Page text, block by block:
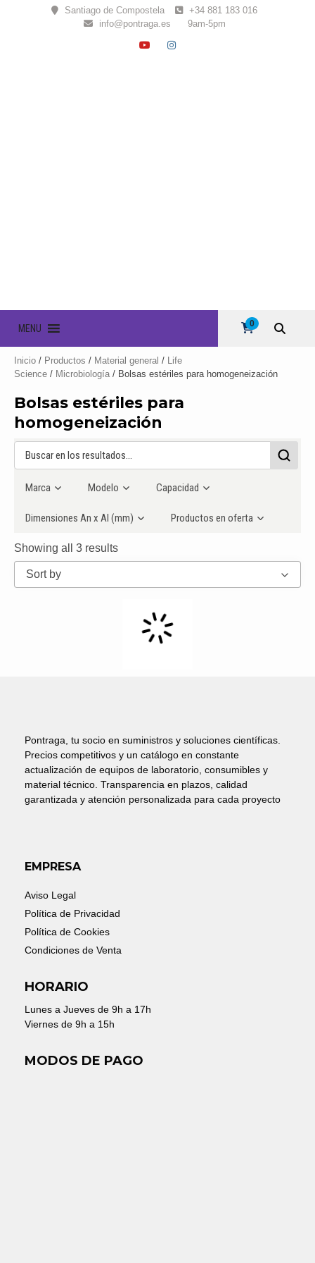
Santiago de Compostela
+34 881 183 016
info@pontraga.es
9am-5pm
YOUTUBE
INSTAGRAM
MENU 0
Inicio / Productos / Material general / Life
Science / Microbiología / Bolsas estériles para homogeneización
Bolsas estériles para
homogeneización
Marca Modelo Capacidad
Dimensiones An x Al (mm) Productos en oferta
Showing all 3 results
Sort by
Pontraga, tu socio en suministros y soluciones científicas.
Precios competitivos y un catálogo en constante
actualización de equipos de laboratorio, consumibles y
material técnico. Transparencia en plazos, calidad
garantizada y atención personalizada para cada proyecto
EMPRESA
Aviso Legal
Política de Privacidad
Política de Cookies
Condiciones de Venta
HORARIO
Lunes a Jueves de 9h a 17h
Viernes de 9h a 15h
MODOS DE PAGO